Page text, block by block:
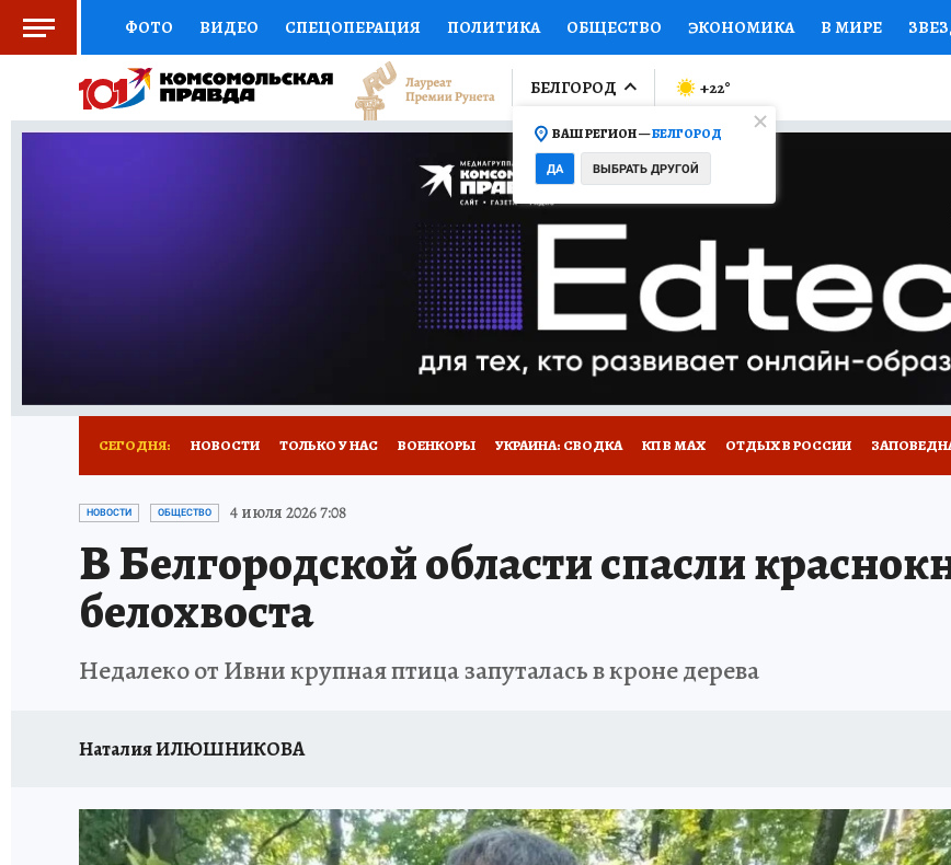
ФОТО ВИДЕО СПЕЦОПЕРАЦИЯ ПОЛИТИКА ОБЩЕСТВО ЭКОНОМИКА В МИРЕ
СОЦПОДДЕРЖКА НАУКА СПОРТ КОЛУМНИСТЫ ПРОИСШЕСТВИЯ НАЦИОНАЛЬНЫЕ
ВЫБОР ЭКСПЕРТОВ ДОКТОР ФИНАНСЫ ОТКРЫВАЕМ МИР Я ЗНАЮ СЕМЬЯ ЖЕНСКИЕ
ПРОГНОЗЫ НА СПОРТ ПРОМОКОДЫ СЕРИАЛЫ
ТЕЛЕВИЗОР КОЛЛЕКЦИИ КОНКУРСЫ
НОВОЕ НА САЙТЕ
БЕЛГОРОД
ВАШ РЕГИОН —БЕЛГОРОД
ДА ВЫБРАТЬ ДРУГОЙ
+22°
СЕГОДНЯ: НОВОСТИ ТОЛЬКО У НАС ВОЕНКОРЫ УКРАИНА: СВОДКА КП В МАХ ОТДЫХ В РОССИИ
ИСПЫТАНО НА СЕБЕ
НОВОСТИ ОБЩЕСТВО 4 июля 2026 7:08
В Белгородской области спасли
белохвоста
Недалеко от Ивни крупная птица запуталась в кроне дерева
Наталия ИЛЮШНИКОВА